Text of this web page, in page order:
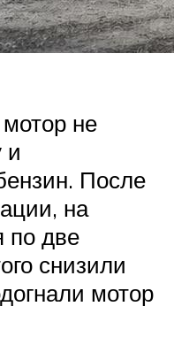
не
и
После
на
по две
снизили
мотор